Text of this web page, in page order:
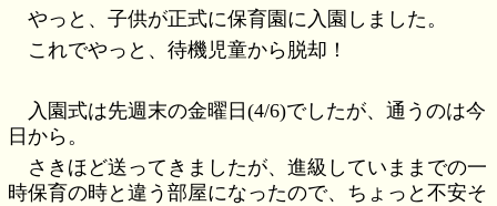
やっと、子供が正式に保育園に入園しました。
これでやっと、待機児童から脱却！
入園式は先週末の金曜日(4/6)でしたが、通うのは今
日から。
さきほど送ってきましたが、進級していままでの一
時保育の時と違う部屋になったので、ちょっと不安そ